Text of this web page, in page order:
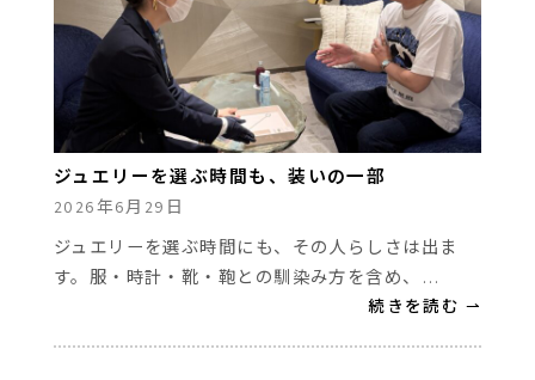
ジュエリーを選ぶ時間も、装いの一部
2026年6月29日
ジュエリーを選ぶ時間にも、その人らしさは出ま
す。服・時計・靴・鞄との馴染み方を含め、…
続きを読む ⇀